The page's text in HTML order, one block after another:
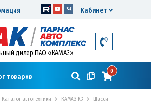
Кабинет
дилер ПАО «КАМАЗ»
товаров
0
Каталог автотехники КАМАЗ К3
Шасси